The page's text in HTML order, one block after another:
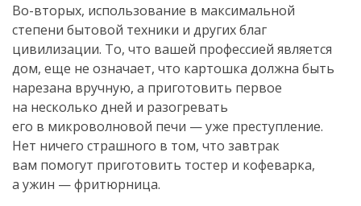
Во-вторых, использование в максимальной
степени бытовой техники и других благ
цивилизации. То, что вашей профессией является
дом, еще не означает, что картошка должна быть
нарезана вручную, а приготовить первое
на несколько дней и разогревать
его в микроволновой печи — уже преступление.
Нет ничего страшного в том, что завтрак
вам помогут приготовить тостер и кофеварка,
а ужин — фритюрница.